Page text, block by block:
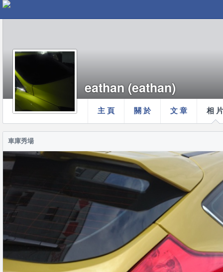
主 頁 關 於 文 章 相 片
eathan (eathan)
車庫秀場